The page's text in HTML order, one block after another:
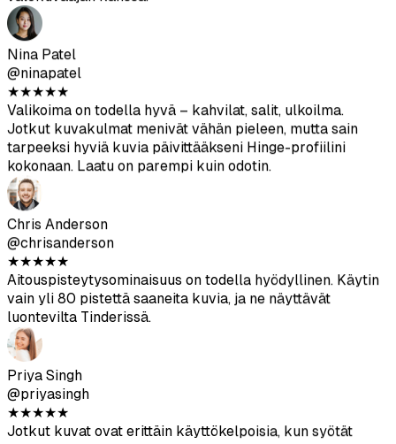
@jakemorrison
★★★
Rehellisesti sanottuna yllätyin nopeudesta. Latasin kuvat
lounaan aikana, ja kaikki oli valmiina ennen työpäivän
loppua. Paljon helpompaa kuin yrittää koordinoida
valokuvaajan kanssa.
Nina Patel
@ninapatel
★★★
Valikoima on todella hyvä – kahvilat, salit, ulkoilma.
Jotkut kuvakulmat menivät vähän pieleen, mutta sain
tarpeeksi hyviä kuvia päivittääkseni Hinge-profiilini
kokonaan. Laatu on parempi kuin odotin.
Chris Anderson
@chrisanderson
★★★ ★★
Aitouspisteytysominaisuus on todella hyödyllinen. Käytin
vain yli 80 pistettä saaneita kuvia, ja ne näyttävät
luontevilta Tinderissä.